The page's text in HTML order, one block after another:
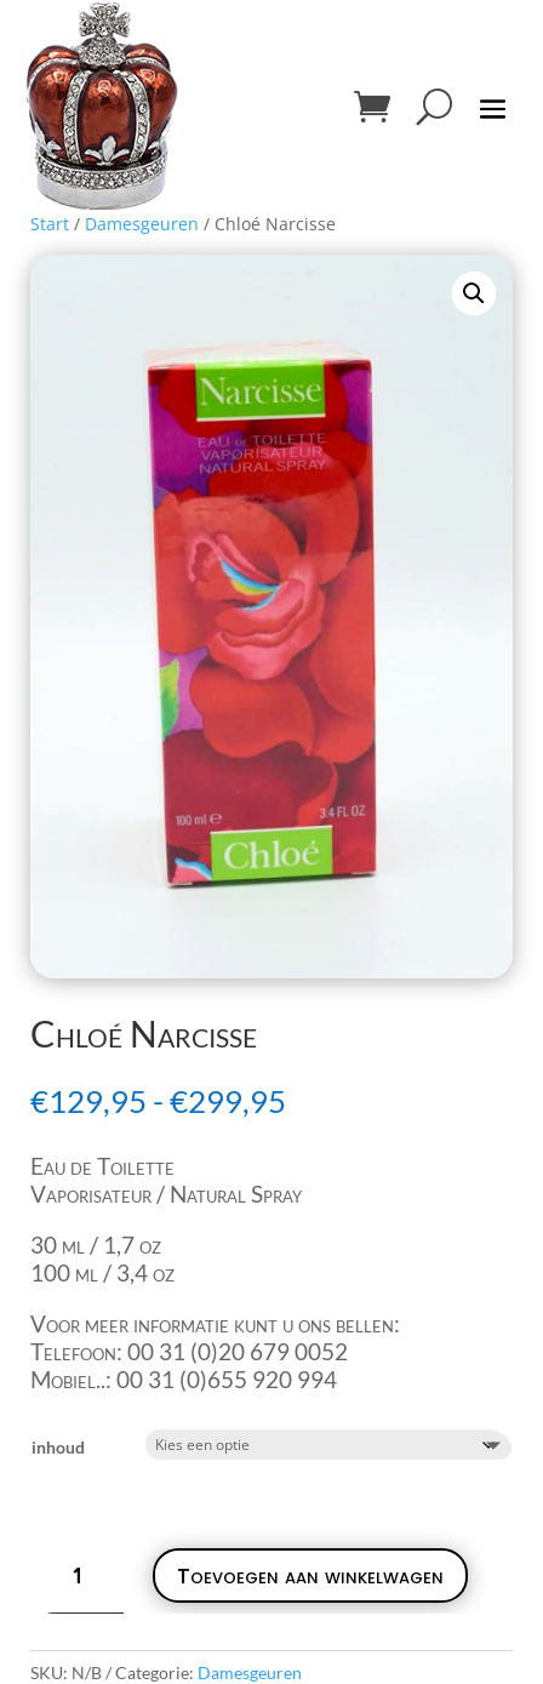
Start / Damesgeuren / Chloé Narcisse
Chloé Narcisse
€129,95 -€299,95
€299,95
Eau de Toilette
Vaporisateur / Natural Spray
30 ml / 1,7 oz
100 ml / 3,4 oz
Voor meer informatie kunt u ons bellen:
Telefoon: 00 31 (0)20 679 0052
Mobiel..: 00 31 (0)655 920 994
inhoud
Narcisse
Toevoegen aan winkelwagen
SKU: N/B Categorie: Damesgeuren